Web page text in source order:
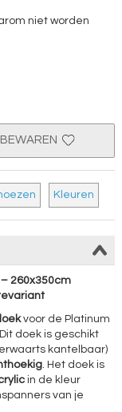
niet worden
BEWAREN
Kleuren
260x350cm
voor de Platinum
doek is geschikt
kantelbaar)
. Het doek is
in de kleur
van je